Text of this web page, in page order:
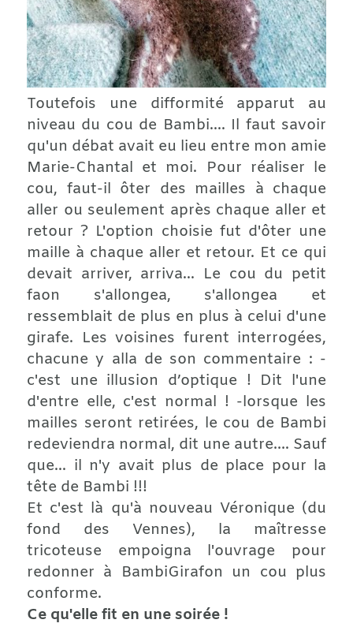
Toutefois une difformité apparut au
niveau du cou de Bambi.... Il faut savoir
qu'un débat avait eu lieu entre mon amie
Marie-Chantal et moi. Pour réaliser le
cou, faut-il ôter des mailles à chaque
aller ou seulement après chaque aller et
retour ? L'option choisie fut d'ôter une
maille à chaque aller et retour. Et ce qui
devait arriver, arriva... Le cou du petit
faon s'allongea, s'allongea et
ressemblait de plus en plus à celui d'une
girafe. Les voisines furent interrogées,
chacune y alla de son commentaire : -
c'est une illusion d’optique ! Dit l'une
d'entre elle, c'est normal ! -lorsque les
mailles seront retirées, le cou de Bambi
redeviendra normal, dit une autre…. Sauf
que... il n'y avait plus de place pour la
tête de Bambi !!!
Et c'est là qu'à nouveau Véronique (du
fond des Vennes), la maîtresse
tricoteuse empoigna l'ouvrage pour
redonner à BambiGirafon un cou plus
conforme.
Ce qu'elle fit en une soirée !